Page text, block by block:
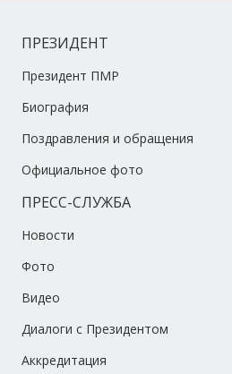
ПРЕЗИДЕНТ
Президент ПМР
Биография
Поздравления и обращения
Официальное фото
ПРЕСС-СЛУЖБА
Новости
Фото
Видео
Диалоги с Президентом
Аккредитация